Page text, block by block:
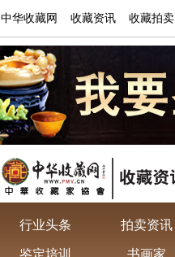
中华收藏网 收藏资讯 收藏拍卖
行业头条 拍卖资讯
鉴定培训 书画家